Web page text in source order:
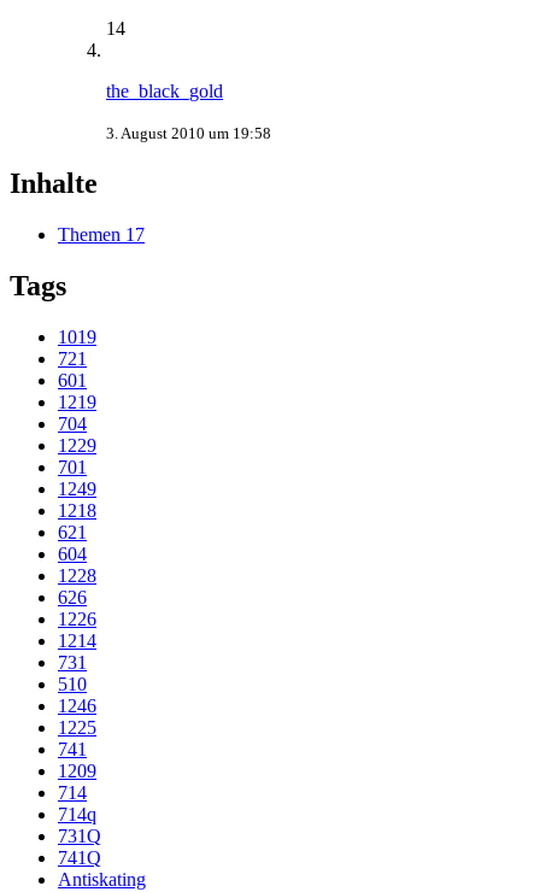
14
the_black_gold
3. August 2010 um 19:58
Inhalte
Themen 17
Tags
1019
721
601
1219
704
1229
701
1249
1218
621
604
1228
626
1226
1214
731
510
1246
1225
741
1209
714
714q
731Q
741Q
Antiskating